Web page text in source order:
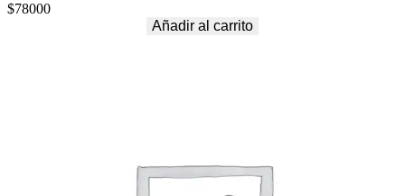
$78000
Añadir al carrito